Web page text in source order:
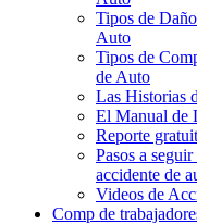
Tipos de
Auto
Tipos de
de Auto
Las Historias
El Manual de
Reporte
Pasos a
accidente de
Videos de
Comp de